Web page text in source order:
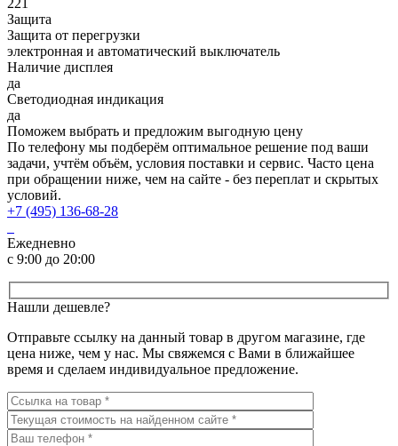
221
Защита
Защита от перегрузки
электронная и автоматический выключатель
Наличие дисплея
да
Светодиодная индикация
да
Поможем выбрать и предложим выгодную цену
По телефону мы подберём оптимальное решение под ваши
задачи, учтём объём, условия поставки и сервис. Часто цена
при обращении ниже, чем на сайте - без переплат и скрытых
условий.
+7 (495) 136-68-28
Ежедневно
с 9:00 до 20:00
Нашли дешевле?
Отправьте ссылку на данный товар в другом магазине, где
цена ниже, чем у нас. Мы свяжемся с Вами в ближайшее
время и сделаем индивидуальное предложение.